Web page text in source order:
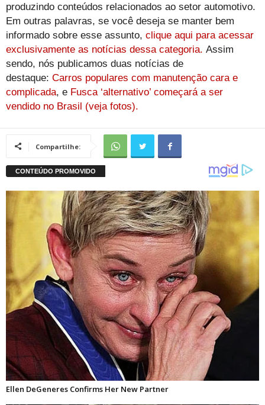
produzindo conteúdos relacionados ao setor automotivo.
Em outras palavras, se você deseja se manter bem
informado sobre esse assunto, clique aqui para acessar
exclusivamente as notícias dessa categoria. Assim
sendo, nós publicamos duas notícias de
destaque: Carros populares com manutenção cara e
complicada, e Fusca ‘alternativo’ começará a ser
vendido no Brasil (veja fotos).
Compartilhe: